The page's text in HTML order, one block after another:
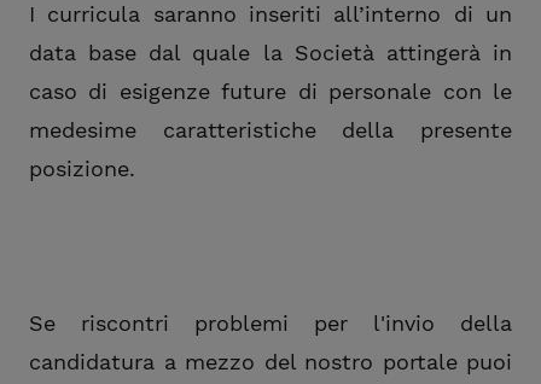
I curricula saranno inseriti all’interno di un
data base dal quale la Società attingerà in
caso di esigenze future di personale con le
medesime caratteristiche della presente
posizione.
Se riscontri problemi per l'invio della
candidatura a mezzo del nostro portale puoi